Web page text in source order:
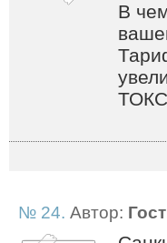
В
№ 24. Автор: